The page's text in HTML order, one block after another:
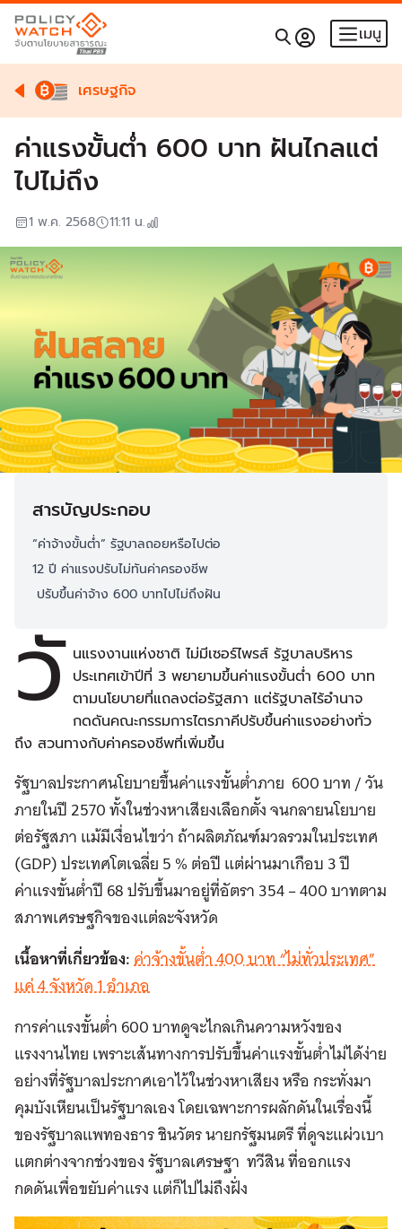
เมนู
เศรษฐกิจ
ค่าแรงขั้นต่ำ 600 บาท ฝันไกลแต่
ไปไม่ถึง
1 พ.ค. 2568 11:11 น.
สารบัญประกอบ
“ค่าจ้างขั้นต่ำ” รัฐบาลถอยหรือไปต่อ
12 ปี ค่าแรงปรับไม่ทันค่าครองชีพ
ปรับขึ้นค่าจ้าง 600 บาทไปไม่ถึงฝัน
วั นแรงงานแห่งชาติ ไม่มีเซอร์ไพรส์ รัฐบาลบริหาร
ประเทศเข้าปีที่ 3 พยายามขึ้นค่าแรงขั้นต่ำ 600 บาท
ตามนโยบายที่แถลงต่อรัฐสภา แต่รัฐบาลไร้อำนาจ
กดดันคณะกรรมการไตรภาคีปรับขึ้นค่าแรงอย่างทั่ว
ถึง สวนทางกับค่าครองชีพที่เพิ่มขึ้น
รัฐบาลประกาศนโยบายขึ้นค่าแรงขั้นต่ำภาย 600 บาท / วัน
ภายในปี 2570 ทั้งในช่วงหาเสียงเลือกตั้ง จนกลายนโยบาย
ต่อรัฐสภา แม้มีเงื่อนไขว่า ถ้าผลิตภัณฑ์มวลรวมในประเทศ
(GDP) ประเทศโตเฉลี่ย 5 % ต่อปี แต่ผ่านมาเกือบ 3 ปี
ค่าแรงขั้นต่ำปี 68 ปรับขึ้นมาอยู่ที่อัตรา 354 – 400 บาทตาม
สภาพเศรษฐกิจของแต่ละจังหวัด
เนื้อหาที่เกี่ยวข้อง:ค่าจ้างขั้นต่ำ 400 บาท “ไม่ทั่วประเทศ”
แค่ 4 จังหวัด 1 อำเภอ
การค่าแรงขั้นต่ำ 600 บาทดูจะไกลเกินความหวังของ
แรงงานไทย เพราะเส้นทางการปรับขึ้นค่าแรงขั้นต่ำไม่ได้ง่าย
อย่างที่รัฐบาลประกาศเอาไว้ในช่วงหาเสียง หรือ กระทั่งมา
คุมบังเหียนเป็นรัฐบาลเอง โดยเฉพาะการผลักดันในเรื่องนี้
ของรัฐบาลแพทองธาร ชินวัตร นายกรัฐมนตรี ที่ดูจะแผ่วเบา
แตกต่างจากช่วงของ รัฐบาลเศรษฐา ทวีสิน ที่ออกแรง
กดดันเพื่อขยับค่าแรง แต่ก็ไปไม่ถึงฝั่ง